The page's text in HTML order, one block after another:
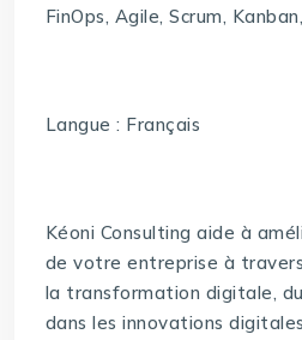
FinOps, Agile, Scrum,
Langue : Français
Kéoni Consulting aide à
de votre entreprise à
la transformation digitale,
dans les innovations